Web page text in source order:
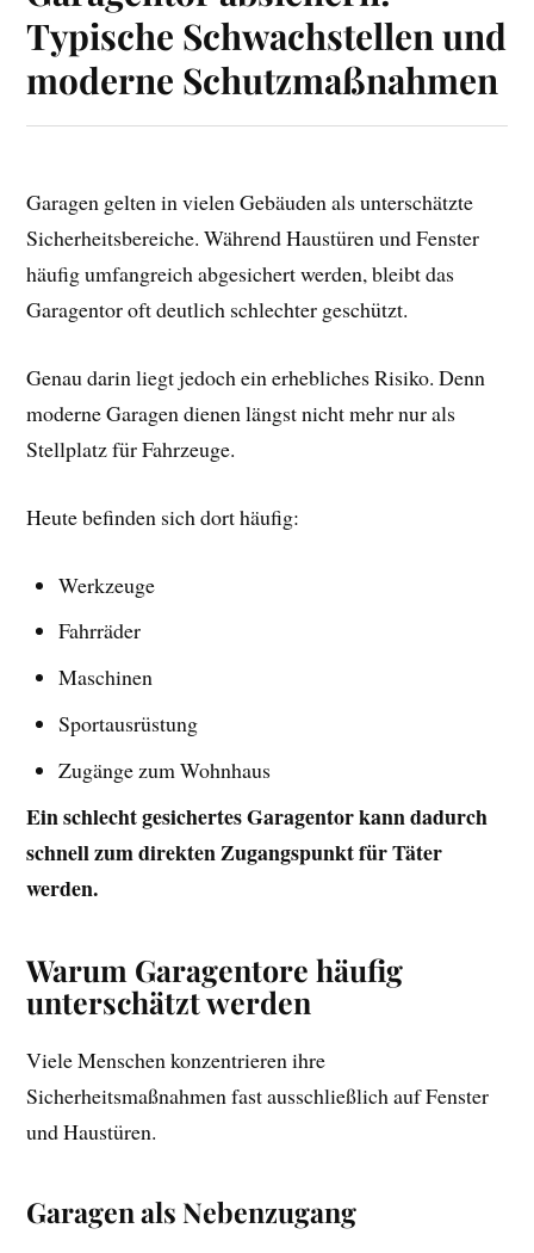
Typische Schwachstellen und
moderne Schutzmaßnahmen
Garagen gelten in vielen Gebäuden als unterschätzte
Sicherheitsbereiche. Während Haustüren und Fenster
häufig umfangreich abgesichert werden, bleibt das
Garagentor oft deutlich schlechter geschützt.
Genau darin liegt jedoch ein erhebliches Risiko. Denn
moderne Garagen dienen längst nicht mehr nur als
Stellplatz für Fahrzeuge.
Heute befinden sich dort häufig:
Werkzeuge
Fahrräder
Maschinen
Sportausrüstung
Zugänge zum Wohnhaus
Ein schlecht gesichertes Garagentor kann dadurch
schnell zum direkten Zugangspunkt für Täter
werden.
Warum Garagentore häufig
unterschätzt werden
Viele Menschen konzentrieren ihre
Sicherheitsmaßnahmen fast ausschließlich auf Fenster
und Haustüren.
Garagen als Nebenzugang